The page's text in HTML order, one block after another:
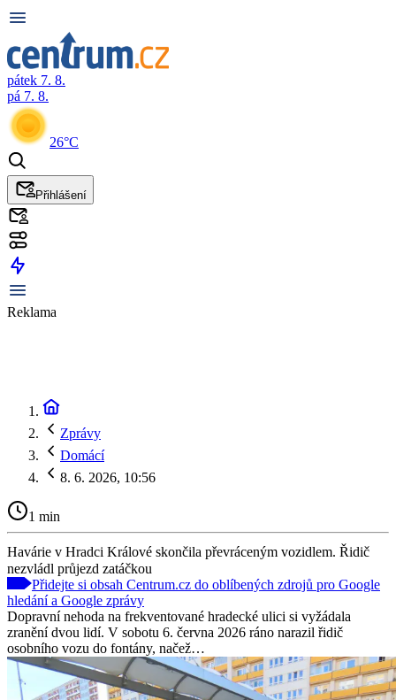
pátek 7. 8.
pá 7. 8.
26°C
Přihlášení
Reklama
Zprávy
Domácí
8. 6. 2026, 10:56
1 min
Havárie v Hradci Králové skončila převráceným vozidlem. Řidič
nezvládl průjezd zatáčkou
Přidejte si obsah Centrum.cz do oblíbených zdrojů pro Google
hledání a Google zprávy
Dopravní nehoda na frekventované hradecké ulici si vyžádala
zranění dvou lidí. V sobotu 6. června 2026 ráno narazil řidič
osobního vozu do fontány, načež…